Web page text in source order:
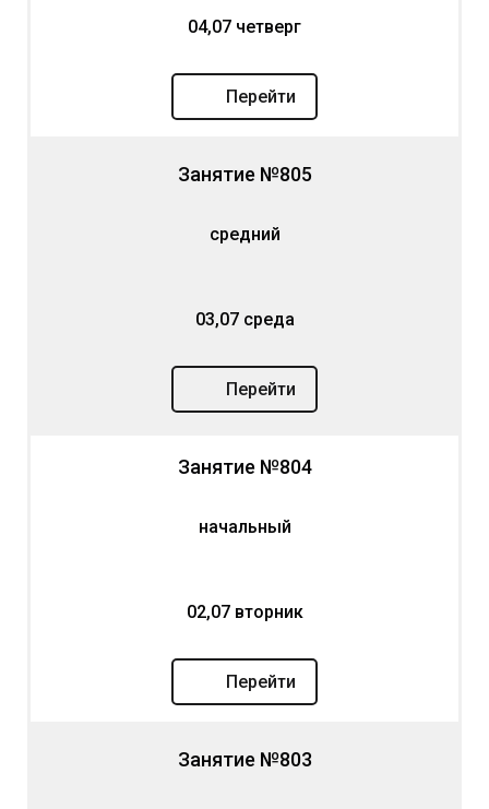
04,07 четверг
Перейти
Занятие №805
средний
03,07 среда
Перейти
Занятие №804
начальный
02,07 вторник
Перейти
Занятие №803